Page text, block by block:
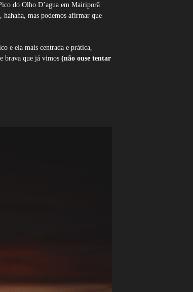
do Olho D’agua em Mairiporã
mas podemos afirmar que
e ela mais centrada e prática,
brava que já vimos (não ouse tentar